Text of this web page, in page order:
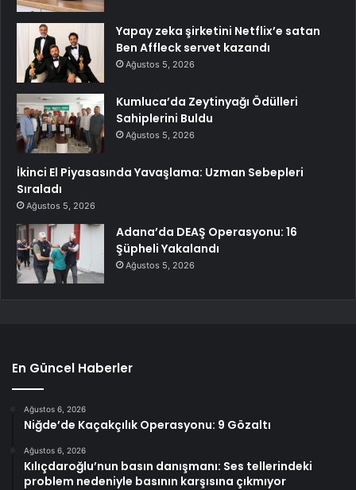
Yapay zeka şirketini Netflix’e satan
Ben Affleck servet kazandı
Ağustos 5, 2026
Kumluca’da Zeytinyağı Ödülleri
Sahiplerini Buldu
Ağustos 5, 2026
İkinci El Piyasasında Yavaşlama: Uzman Sebepleri
Sıraladı
Ağustos 5, 2026
Adana’da DEAŞ Operasyonu: 16
Şüpheli Yakalandı
Ağustos 5, 2026
En Güncel Haberler
Ağustos 6, 2026
Niğde’de Kaçakçılık Operasyonu: 9 Gözaltı
Ağustos 6, 2026
Kılıçdaroğlu’nun basın danışmanı: Ses tellerindeki
problem nedeniyle basının karşısına çıkmıyor